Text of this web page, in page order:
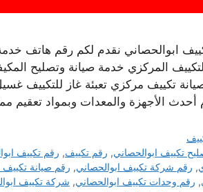
ابوالحصاني نقدم لكم رقم هاتف
المركزي خدمة صيانة وتصليح
صيانة تكييف مركزي تعبئة غاز للتكييف
أحدث الأجهزة والمعدات وبمواد تعقيم
تكييف ابوالحصاني, رقم تكييف, رقم تكييف
, رقم شركة تكييف ابوالحصاني, رقم صيانة تكييف
, رقم وحدات تكييف ابوالحصاني, شركة تكييف